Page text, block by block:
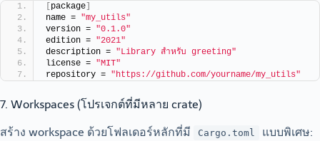
[package]
name = "my_utils"
version = "0.1.0"
edition = "2021"
description = "Library สำหรับ greeting"
license = "MIT"
repository = "https://github.com/yourname/my_utils"
7. Workspaces (โปรเจกต์ที่มีหลาย crate)
สร้าง workspace ด้วยโฟลเดอร์หลักที่มี Cargo.toml แบบพิเศษ: